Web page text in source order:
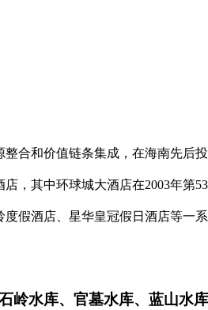
合和价值链条集成，在海南先后
，其中环球城大酒店在2003年第
假酒店、星华皇冠假日酒店等一系
水库、官墓水库、蓝山水